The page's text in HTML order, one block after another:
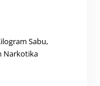
Sabu,
Narkotika